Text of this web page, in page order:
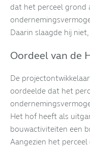
dat het perceel grond
Daarin slaagde hij
Oordeel van de
De
oordeelde dat het
Het hof heeft als
bouwactiviteiten een
Aangezien het